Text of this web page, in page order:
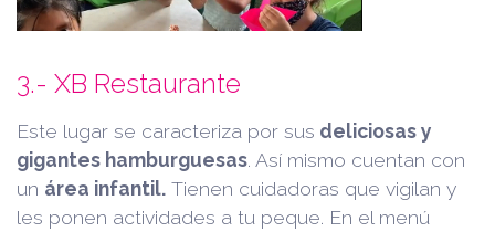
3.- XB Restaurante
Este lugar se caracteriza por sus deliciosas y
gigantes hamburguesas . Así mismo cuentan con
un área infantil. Tienen cuidadoras que vigilan y
les ponen actividades a tu peque. En el menú